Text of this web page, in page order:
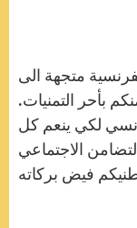
متجهة الى
بأحر التمنيات.
لكي ينعم كل
الاجتماعي